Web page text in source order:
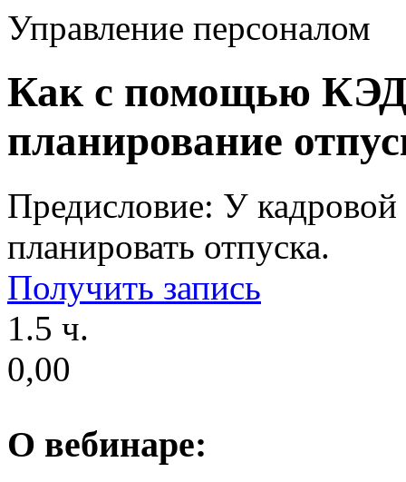
Управление персоналом
Как с помощью
планирование
Предисловие: У
планировать отпуска.
Получить запись
1.5 ч.
0,00
О вебинаре: